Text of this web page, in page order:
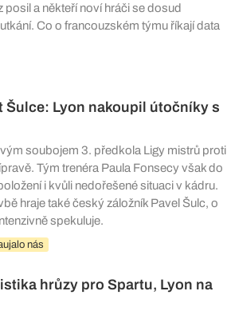
posil a někteří noví hráči se dosud
Co o francouzském týmu říkají data
Šulce: Lyon nakoupil útočníky s
soubojem 3. předkola Ligy mistrů proti
Tým trenéra Paula Fonsecy však do
i kvůli nedořešené situaci v kádru.
hraje také český záložník Pavel Šulc, o
spekuluje.
nás
hrůzy pro Spartu, Lyon na